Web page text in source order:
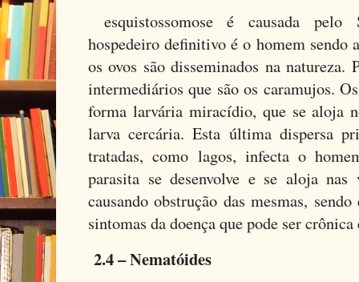
esquistossomose é causada pelo
hospedeiro definitivo é o homem sendo
os ovos são disseminados na natureza.
intermediários que são os caramujos.
forma larvária miracídio, que se aloja
larva cercária. Esta última dispersa
tratadas, como lagos, infecta o
parasita se desenvolve e se aloja
causando obstrução das mesmas,
sintomas da doença que pode ser
2.4 – Nematóides